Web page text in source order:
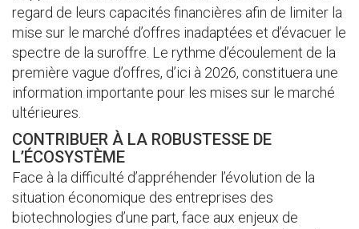
regard de leurs capacités financières afin de limiter la
mise sur le marché d’offres inadaptées et d’évacuer le
spectre de la suroffre. Le rythme d’écoulement de la
première vague d’offres, d’ici à 2026, constituera une
information importante pour les mises sur le marché
ultérieures.
CONTRIBUER À LA ROBUSTESSE DE
L’ÉCOSYSTÈME
Face à la difficulté d’appréhender l’évolution de la
situation économique des entreprises des
biotechnologies d’une part, face aux enjeux de